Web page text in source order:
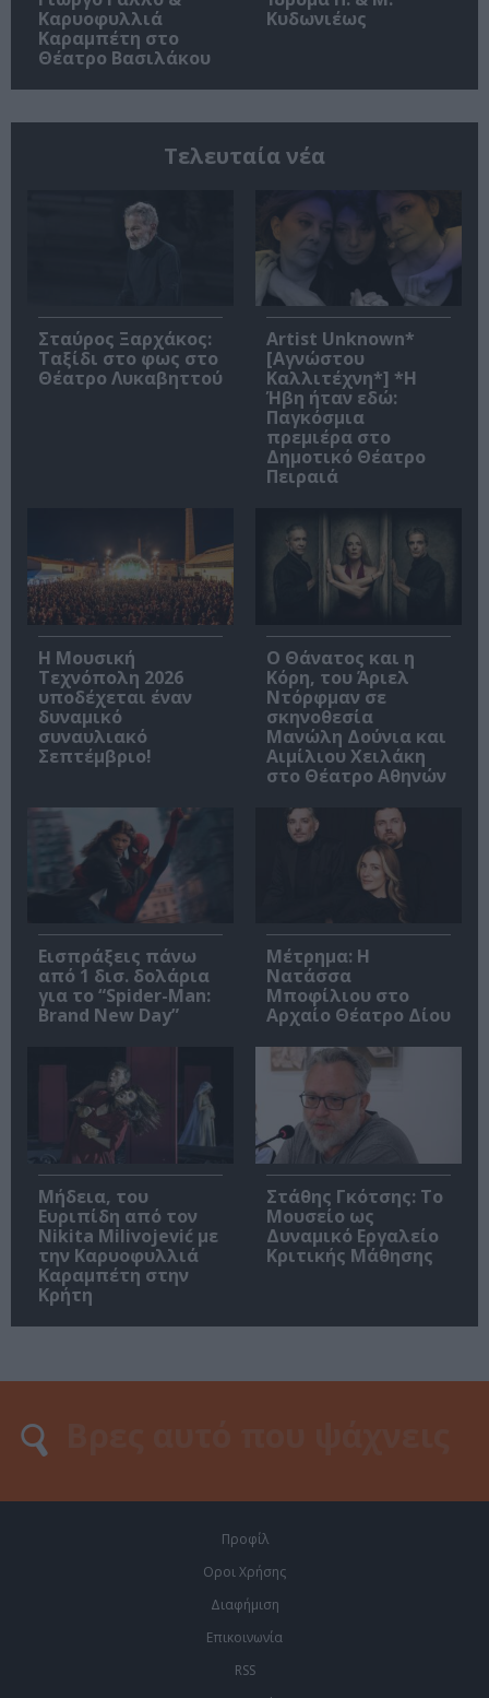
Καρυοφυλλιά
Καραμπέτη στο
Θέατρο Βασιλάκου
Κυδωνιέως
Τελευταία νέα
Σταύρος Ξαρχάκος:
Ταξίδι στο φως στο
Θέατρο Λυκαβηττού
Artist Unknown*
[Αγνώστου
Καλλιτέχνη*] *Η
Ήβη ήταν εδώ:
Παγκόσμια
πρεμιέρα στο
Δημοτικό Θέατρο
Πειραιά
Η Μουσική
Τεχνόπολη 2026
υποδέχεται έναν
δυναμικό
συναυλιακό
Σεπτέμβριο!
Ο Θάνατος και η
Κόρη, του Άριελ
Ντόρφμαν σε
σκηνοθεσία
Μανώλη Δούνια και
Αιμίλιου Χειλάκη
στο Θέατρο Αθηνών
Εισπράξεις πάνω
από 1 δισ. δολάρια
για το “Spider-Man:
Brand New Day”
Μέτρημα: Η
Νατάσσα
Μποφίλιου στο
Αρχαίο Θέατρο Δίου
Μήδεια, του
Ευριπίδη από τον
Nikita Milivojević με
την Καρυοφυλλιά
Καραμπέτη στην
Κρήτη
Στάθης Γκότσης: Το
Μουσείο ως
Δυναμικό Εργαλείο
Κριτικής Μάθησης
Προφίλ
Οροι Χρήσης
Διαφήμιση
Επικοινωνία
RSS